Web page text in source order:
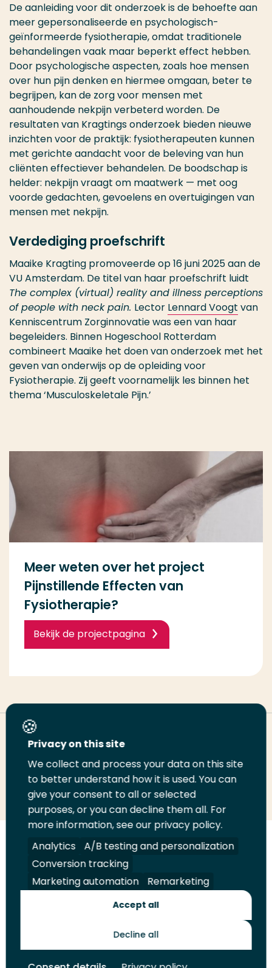
De aanleiding voor dit onderzoek is de behoefte aan
meer gepersonaliseerde en psychologisch-
geïnformeerde fysiotherapie, omdat traditionele
behandelingen vaak maar beperkt effect hebben.
Door psychologische aspecten, zoals hoe mensen
over hun pijn denken en hiermee omgaan, beter te
begrijpen, kan de zorg voor mensen met
aanhoudende nekpijn verbeterd worden. De
resultaten van Kragtings onderzoek bieden nieuwe
inzichten voor de praktijk: fysiotherapeuten kunnen
met gerichte aandacht voor de beleving van hun
cliënten effectiever behandelen. De boodschap is
helder: nekpijn vraagt om maatwerk — met oog
voorde gedachten, gevoelens en overtuigingen van
mensen met nekpijn.
Verdediging proefschrift
Maaike Kragting promoveerde op 16 juni 2025 aan de
VU Amsterdam. De titel van haar proefschrift luidt
The complex (virtual) reality and illness perceptions
of people with neck pain. Lector Lennard Voogt van
Kenniscentrum Zorginnovatie was een van haar
begeleiders. Binnen Hogeschool Rotterdam
combineert Maaike het doen van onderzoek met het
geven van onderwijs op de opleiding voor
Fysiotherapie. Zij geeft voornamelijk les binnen het
thema ‘Musculoskeletale Pijn.’
Meer weten over het project
Pijnstillende Effecten van
Fysiotherapie?
Bekijk de projectpagina
Deel deze pagina
Deel
LinkedIn
Deel
op
Twitter
Deel
op
Facebook
Email
deze
pagina
Print
deze
pagina
Volg
ons
op
LinkedIn
Volg
ons
op
Facebook
Volg
ons
op
YouTube
Volg
ons
op
Instagram
Juridisch Security A-Z Index
Contact
Toekomstmakers
Privacy on this site
We collect and process your data on this site
to better understand how it is used. You can
give your consent to all or selected
purposes, or you can decline them all. For
more information, see our privacy policy.
Analytics
A/B testing and personalization
Conversion tracking
Marketing automation
Remarketing
Accept all
Decline all